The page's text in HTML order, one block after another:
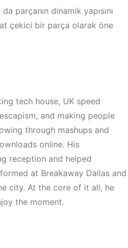
‘in Yeni
Müzik
: CAVE
İNCELE
parçanın dinamik yapısını
çekici bir parça olarak öne
tech house, UK speed
and making people
through mashups and
online. His
reception and helped
at Breakaway Dallas and
city. At the core of it all, he
the moment.